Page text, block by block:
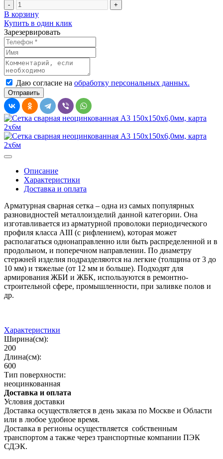
- +
В корзину
Купить в один клик
Зарезервировать
Даю согласие на обработку персональных данных.
Описание
Характеристики
Доставка и оплата
Арматурная сварная сетка – одна из самых популярных
разновидностей металлоизделий данной категории. Она
изготавливается из арматурной проволоки периодического
профиля класса AIII (с рифлением), которая может
располагаться однонаправленно или быть распределенной и в
продольном, и поперечном направлении. По диаметру
стержней изделия подразделяются на легкие (толщина от 3 до
10 мм) и тяжелые (от 12 мм и больше). Подходят для
армирования ЖБИ и ЖБК, используются в ремонтно-
строительной сфере, промышленности, при заливке полов и
др.
Характеристики
Ширина(см):
200
Длина(см):
600
Тип поверхности:
неоцинкованная
Доставка и оплата
Условия доставки
Доставка осуществляется в день заказа по Москве и Области
или в любое удобное время.
Доставка в регионы осуществляется собственным
транспортом а также через транспортные компании ПЭК
СДЭК.